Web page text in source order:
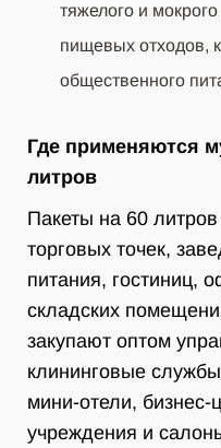
тяжелого и
пищевых отходов,
общественного
Где применяются
литров
Пакеты на 60
торговых точек,
питания, гостиниц,
складских
закупают оптом
клининговые
мини-отели,
учреждения и